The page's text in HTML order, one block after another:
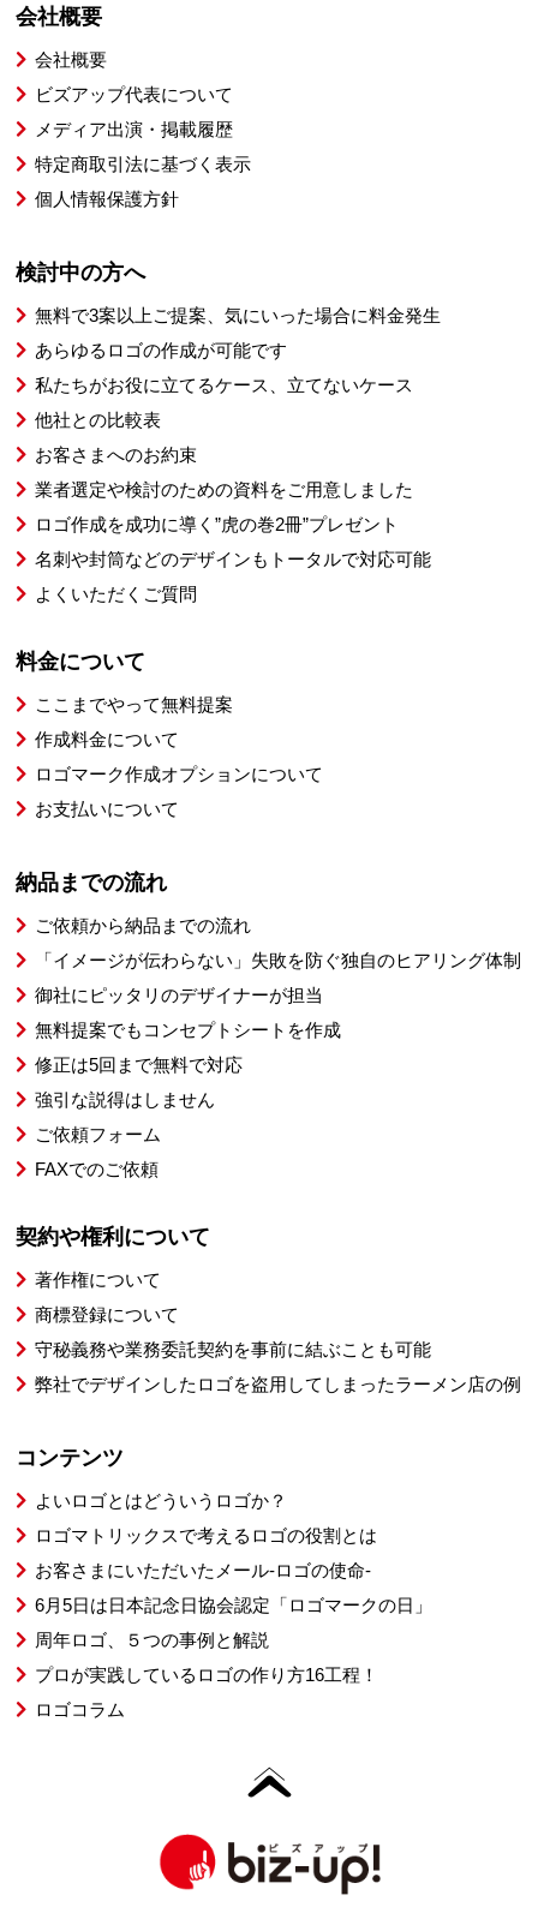
会社概要
会社概要
ビズアップ代表について
メディア出演・掲載履歴
特定商取引法に基づく表示
個人情報保護方針
検討中の方へ
無料で3案以上ご提案、気にいった場合に料金発生
あらゆるロゴの作成が可能です
私たちがお役に立てるケース、立てないケース
他社との比較表
お客さまへのお約束
業者選定や検討のための資料をご用意しました
ロゴ作成を成功に導く”虎の巻2冊”プレゼント
名刺や封筒などのデザインもトータルで対応可能
よくいただくご質問
料金について
ここまでやって無料提案
作成料金について
ロゴマーク作成オプションについて
お支払いについて
納品までの流れ
ご依頼から納品までの流れ
「イメージが伝わらない」失敗を防ぐ独自のヒアリング体制
御社にピッタリのデザイナーが担当
無料提案でもコンセプトシートを作成
修正は5回まで無料で対応
強引な説得はしません
ご依頼フォーム
FAXでのご依頼
契約や権利について
著作権について
商標登録について
守秘義務や業務委託契約を事前に結ぶことも可能
弊社でデザインしたロゴを盗用してしまったラーメン店の例
コンテンツ
よいロゴとはどういうロゴか？
ロゴマトリックスで考えるロゴの役割とは
お客さまにいただいたメール-ロゴの使命-
6月5日は日本記念日協会認定「ロゴマークの日」
周年ロゴ、５つの事例と解説
プロが実践しているロゴの作り方16工程！
ロゴコラム